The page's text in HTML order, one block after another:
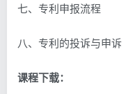
七、专利申报流程
八、专利的投诉与申诉
课程下载：